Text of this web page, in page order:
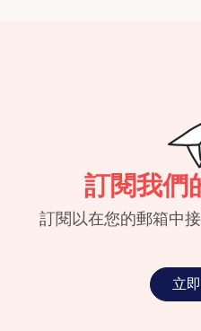
訂閱我們
訂閱以在您的郵箱中
立